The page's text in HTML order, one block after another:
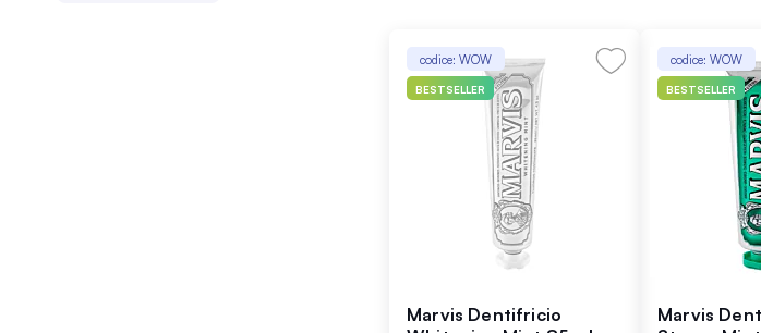
codice: WOW
BESTSELLER
Marvis Dentifricio
codice: WOW
BESTSELLER
Marvis